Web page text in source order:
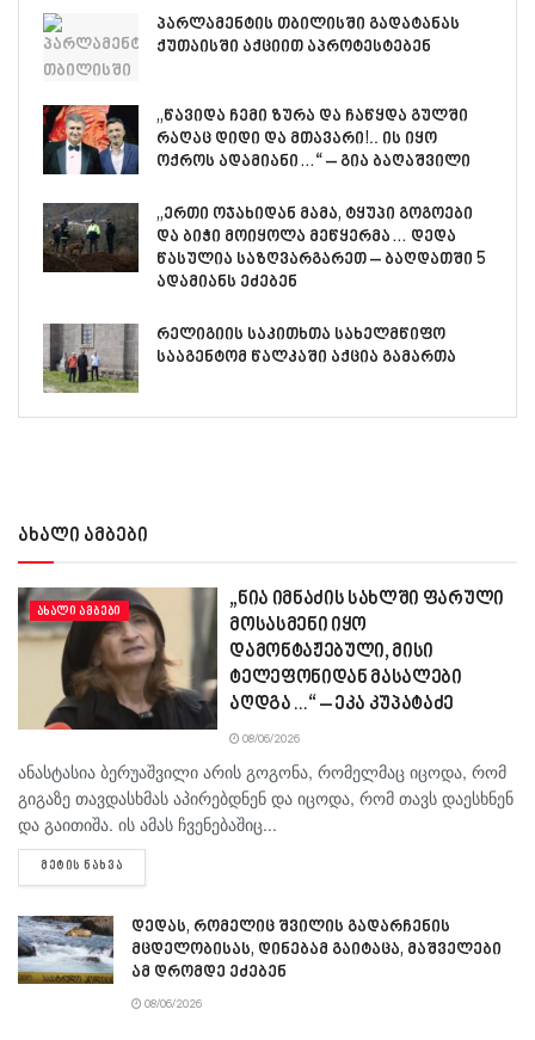
პარლამენტის თბილისში გადატანას
ქუთაისში აქციით აპროტესტებენ
„წავიდა ჩემი ზურა და ჩაწყდა გულში
რაღაც დიდი და მთავარი!.. ის იყო
ოქროს ადამიანი…“ – გია ბაღაშვილი
„ერთი ოჯახიდან მამა, ტყუპი გოგოები
და ბიჭი მოიყოლა მეწყერმა… დედა
წასულია საზღვარგარეთ – ბაღდათში 5
ადამიანს ეძებენ
რელიგიის საკითხთა სახელმწიფო
სააგენტომ წალკაში აქცია გამართა
ახალი ამბები
ᲐᲮᲐᲚᲘ ᲐᲛᲑᲔᲑᲘ
„ნია იმნაძის სახლში ფარული
მოსასმენი იყო
დამონტაჟებული, მისი
ტელეფონიდან მასალები
აღდგა…“ – ეკა კუპატაძე
08/06/2026
ანასტასია ბერუაშვილი არის გოგონა, რომელმაც იცოდა, რომ
გიგაზე თავდასხმას აპირებდნენ და იცოდა, რომ თავს დაესხნენ
და გაითიშა. ის ამას ჩვენებაშიც...
ᲛᲔᲢᲘᲡ ᲜᲐᲮᲕᲐ
დედას, რომელიც შვილის გადარჩენის
მცდელობისას, დინებამ გაიტაცა, მაშველები
ამ დრომდე ეძებენ
08/06/2026